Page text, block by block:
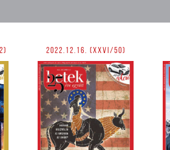
2022.12.16. (XXVI/50)